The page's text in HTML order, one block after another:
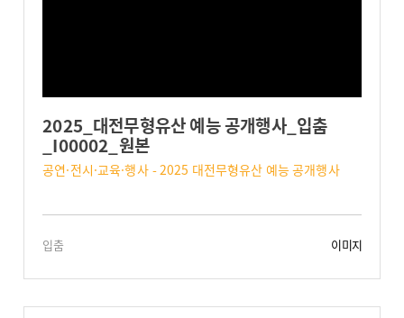
2025_대전무형유산 예능 공개행사_입춤
_I00002_원본
공연·전시·교육·행사 - 2025 대전무형유산 예능 공개행사
입춤 이미지